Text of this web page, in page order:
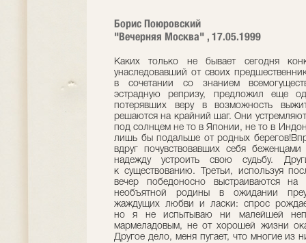
Борис Поюровский
"Вечерняя Москва" , 17.05.1999
Каких только не бывает сегодня
унаследовавший от своих
в сочетании со знанием
эстрадную репризу, предложил еще
потерявших веру в возможность
решаются на крайний шаг. Они
под солнцем не то в Японии, не то в
лишь бы подальше от родных
вдруг почувствовавших себя
надежду устроить свою судьбу.
к существованию. Третьи, используя
вечер победоносно выстраиваются
необъятной родины в ожидании
жаждущих любви и ласки: спрос
но я не испытываю ни малейшей
мармеладовым, не от хорошей жизни
Другое дело, меня пугает, что многие из